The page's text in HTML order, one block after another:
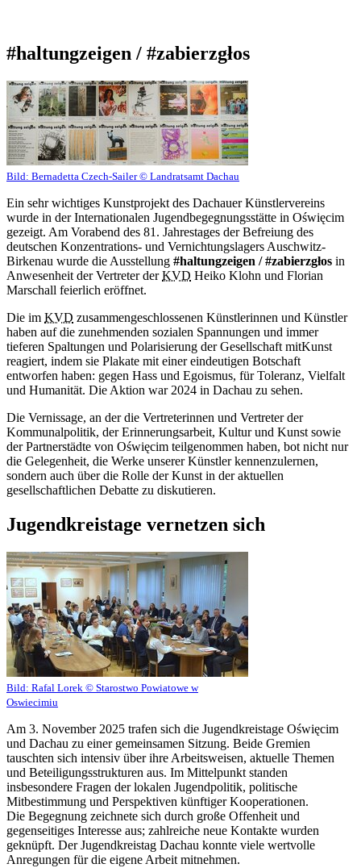
#haltungzeigen / #zabierzgłos
Bild: Bernadetta Czech-Sailer © Landratsamt Dachau
Ein sehr wichtiges Kunstprojekt des Dachauer Künstlervereins
wurde in der Internationalen Jugendbegegnungsstätte in Oświęcim
gezeigt. Am Vorabend des 81. Jahrestages der Befreiung des
deutschen Konzentrations- und Vernichtungslagers Auschwitz-
Birkenau wurde die Ausstellung #haltungzeigen / #zabierzgłos in
Anwesenheit der Vertreter derKVD Heiko Klohn und Florian
Marschall feierlich eröffnet.
Die im KVD zusammengeschlossenen Künstlerinnen und Künstler
haben auf die zunehmenden sozialen Spannungen und immer
tieferen Spaltungen und Polarisierung der Gesellschaft mitKunst
reagiert, indem sie Plakate mit einer eindeutigen Botschaft
entworfen haben: gegen Hass und Egoismus, für Toleranz, Vielfalt
und Humanität. Die Aktion war 2024 in Dachau zu sehen.
Die Vernissage, an der die Vertreterinnen und Vertreter der
Kommunalpolitik, der Erinnerungsarbeit, Kultur und Kunst sowie
der Partnerstädte von Oświęcim teilgenommen haben, bot nicht nur
die Gelegenheit, die Werke unserer Künstler kennenzulernen,
sondern auch über die Rolle der Kunst in der aktuellen
gesellschaftlichen Debatte zu diskutieren.
Jugendkreistage vernetzen sich
Bild: Rafal Lorek © Starostwo Powiatowe w
Oswiecimiu
Am 3. November 2025 trafen sich die Jugendkreistage Oświęcim
und Dachau zu einer gemeinsamen Sitzung. Beide Gremien
tauschten sich intensiv über ihre Arbeitsweisen, aktuelle Themen
und Beteiligungsstrukturen aus. Im Mittelpunkt standen
insbesondere Fragen der lokalen Jugendpolitik, politische
Mitbestimmung und Perspektiven künftiger Kooperationen.
Die Begegnung zeichnete sich durch große Offenheit und
gegenseitiges Interesse aus; zahlreiche neue Kontakte wurden
geknüpft. Der Jugendkreistag Dachau konnte viele wertvolle
Anregungen für die eigene Arbeit mitnehmen.